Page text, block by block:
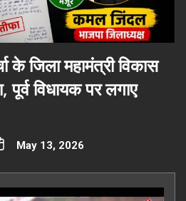
के जिला महामंत्री विकास
पूर्व विधायक पर लगाए
May 13, 2026